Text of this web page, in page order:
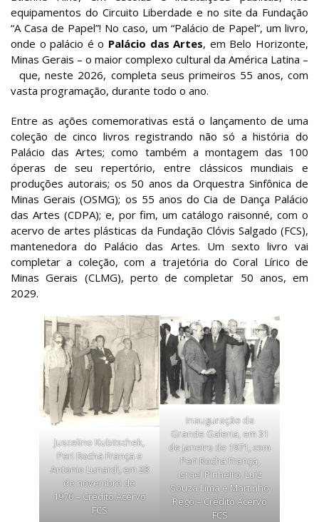
equipamentos do Circuito Liberdade e no site da Fundação
“A Casa de Papel”! No caso, um “Palácio de Papel”, um livro,
onde o palácio é o Palácio das Artes, em Belo Horizonte,
Minas Gerais – o maior complexo cultural da América Latina –
que, neste 2026, completa seus primeiros 55 anos, com
vasta programação, durante todo o ano.
Entre as ações comemorativas está o lançamento de uma
coleção de cinco livros registrando não só a história do
Palácio das Artes; como também a montagem das 100
óperas de seu repertório, entre clássicos mundiais e
produções autorais; os 50 anos da Orquestra Sinfônica de
Minas Gerais (OSMG); os 55 anos do Cia de Dança Palácio
das Artes (CDPA); e, por fim, um catálogo raisonné, com o
acervo de artes plásticas da Fundação Clóvis Salgado (FCS),
mantenedora do Palácio das Artes. Um sexto livro vai
completar a coleção, com a trajetória do Coral Lírico de
Minas Gerais (CLMG), perto de completar 50 anos, em
2029.
Juscelino Kubitschek,
Peri Rocha França e
Antonio Lunardi, em 28
de novembro de
1970 – Crédito Acervo
FCS
Inauguração da
Grande Galeria, em 31
de janeiro de 1971, com
Peri Rocha França,
Israel Pinheiro, Luiz
Souza Lima e Martinho
Rego – Crédito Acervo
FCS